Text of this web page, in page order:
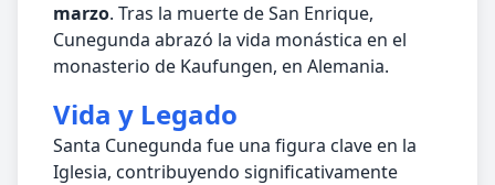
marzo. Tras la muerte de San Enrique,
Cunegunda abrazó la vida monástica en el
monasterio de Kaufungen, en Alemania.
Vida y Legado
Santa Cunegunda fue una figura clave en la
Iglesia, contribuyendo significativamente